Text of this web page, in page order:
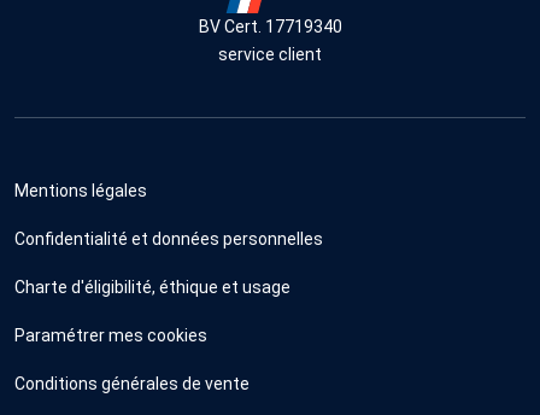
BV Cert. 17719340
service client
Mentions légales
Confidentialité et données personnelles
Charte d'éligibilité, éthique et usage
Paramétrer mes cookies
Conditions générales de vente